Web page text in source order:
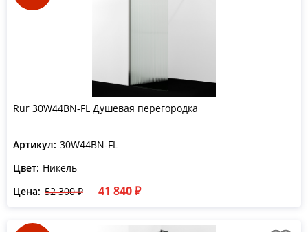
Rur 30W44BN-FL Душевая перегородка
Артикул: 30W44BN-FL
Цвет: Никель
Цена: 52 300 ₽ 41 840 ₽